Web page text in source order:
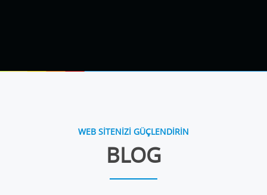
WEB SİTENİZİ GÜÇLENDİRİN
BLOG